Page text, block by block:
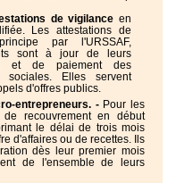
de vigilance en
Les attestations de
par l'URSSAF,
sont à jour de leurs
et de paiement des
sociales. Elles servent
d'offres publics.
entrepreneurs. -Pour les
de recouvrement en début
le délai de trois mois
d'affaires ou de recettes. Ils
dès leur premier mois
de l'ensemble de leurs